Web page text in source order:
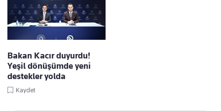
Bakan Kacır duyurdu!
Yeşil dönüşümde yeni
destekler yolda
Kaydet